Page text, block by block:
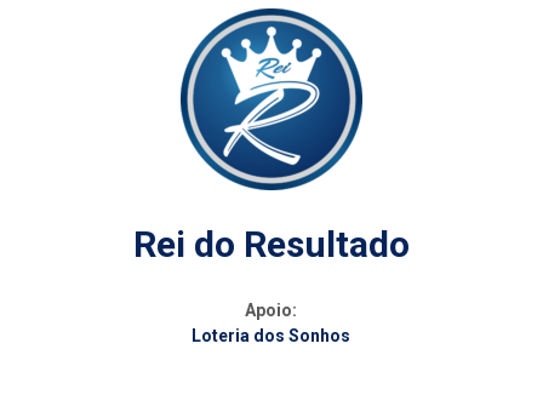
Rei do Resultado
Apoio:
Loteria dos Sonhos